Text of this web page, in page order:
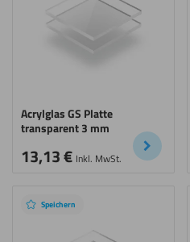
Acrylglas GS Platte
transparent 3 mm
13,13€ Inkl. MwSt.
Speichern